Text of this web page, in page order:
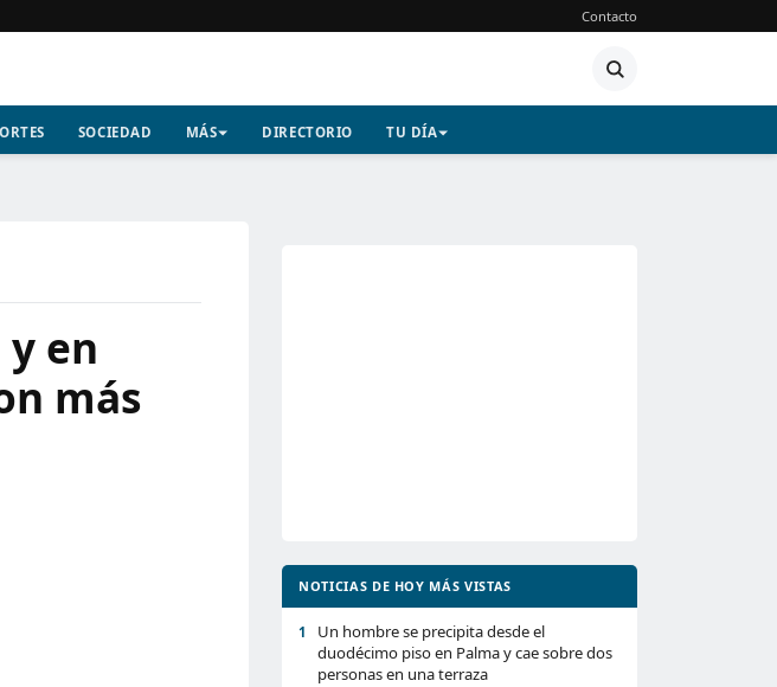
Contacto
SOCIEDAD MÁS DIRECTORIO TU DÍA
en
más
NOTICIAS DE HOY MÁS VISTAS
1
Un hombre se precipita desde el
duodécimo piso en Palma y cae sobre dos
personas en una terraza